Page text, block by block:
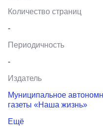
Количество страниц
-
Периодичность
-
Издатель
Муниципальное
газеты «Наша жизнь»
Ещё